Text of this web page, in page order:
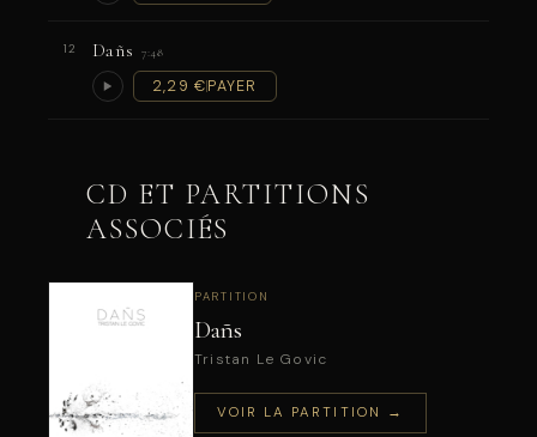
12 Dañs 7:48
2,29 €PAYER
CD ET PARTITIONS
ASSOCIÉS
PARTITION
Dañs
Tristan Le Govic
VOIR LA PARTITION →